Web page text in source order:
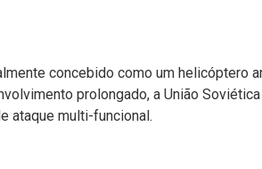
concebido como um helicóptero
prolongado, a União
ataque multi-funcional.